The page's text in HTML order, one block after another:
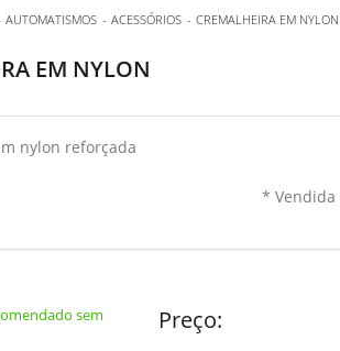
AUTOMATISMOS ACESSÓRIOS CREMALHEIRA EM NYLON
EM NYLON
nylon reforçada
* Vendida
sem
Preço: